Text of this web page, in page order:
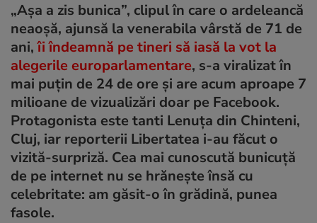
„Așa a zis bunica”, clipul în care o ardeleancă
neaoșă, ajunsă la venerabila vârstă de 71 de
ani,îi îndeamnă pe tineri să iasă la vot la
alegerile europarlamentare, s-a viralizat în
mai puțin de 24 de ore și are acum aproape 7
milioane de vizualizări doar pe Facebook.
Protagonista este tanti Lenuța din Chinteni,
Cluj, iar reporterii Libertatea i-au făcut o
vizită-surpriză. Cea mai cunoscută bunicuță
de pe internet nu se hrănește însă cu
celebritate: am găsit-o în grădină, punea
fasole.